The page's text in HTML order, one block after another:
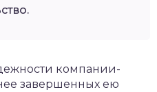
компании-
завершенных ею